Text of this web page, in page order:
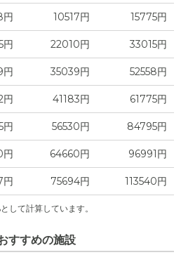
円 10517円 15775円
円 22010円 33015円
円 35039円 52558円
円 41183円 61775円
円 56530円 84795円
円 64660円 96991円
75694円 113540円
して計算しています。
すすめの施設